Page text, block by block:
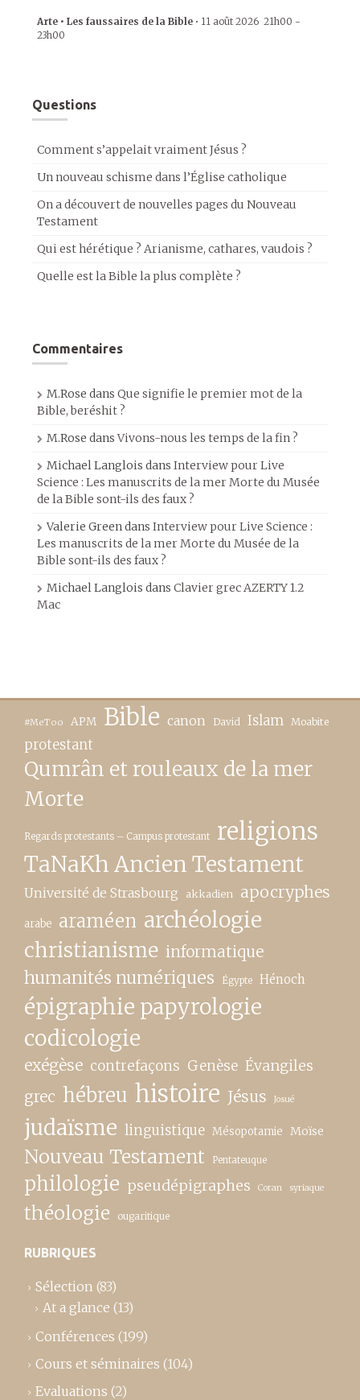
Arte • Les faussaires de la Bible • 11 août 2026 21h00 -
23h00
Questions
Comment s’appelait vraiment Jésus ?
Un nouveau schisme dans l’Église catholique
On a découvert de nouvelles pages du Nouveau
Testament
Qui est hérétique ? Arianisme, cathares, vaudois ?
Quelle est la Bible la plus complète ?
Commentaires
M.Rose dans Que signifie le premier mot de la
Bible, beréshit ?
M.Rose dansVivons-nous les temps de la fin ?
Michael Langlois dans Interview pour Live
Science : Les manuscrits de la mer Morte du Musée
de la Bible sont-ils des faux ?
Valerie Green dans Interview pour Live Science :
Les manuscrits de la mer Morte du Musée de la
Bible sont-ils des faux ?
Michael Langlois dans Clavier grec AZERTY 1.2
Mac
#MeToo APM Bible canon David Islam Moabite
protestant
Qumrân et rouleaux de la mer
Morte
Regards protestants – Campus protestant religions
TaNaKh Ancien Testament
Université de Strasbourg akkadien apocryphes
arabe araméen archéologie
christianisme informatique
humanités numériques Égypte Hénoch
épigraphie papyrologie
codicologie
exégèse contrefaçons Genèse Évangiles
grec hébreu histoire Jésus Josué
judaïsme linguistique Mésopotamie Moïse
Nouveau Testament Pentateuque
philologie pseudépigraphes Coran syriaque
théologie ougaritique
RUBRIQUES
Sélection (83)
At a glance (13)
Conférences (199)
Cours et séminaires (104)
Evaluations (2)